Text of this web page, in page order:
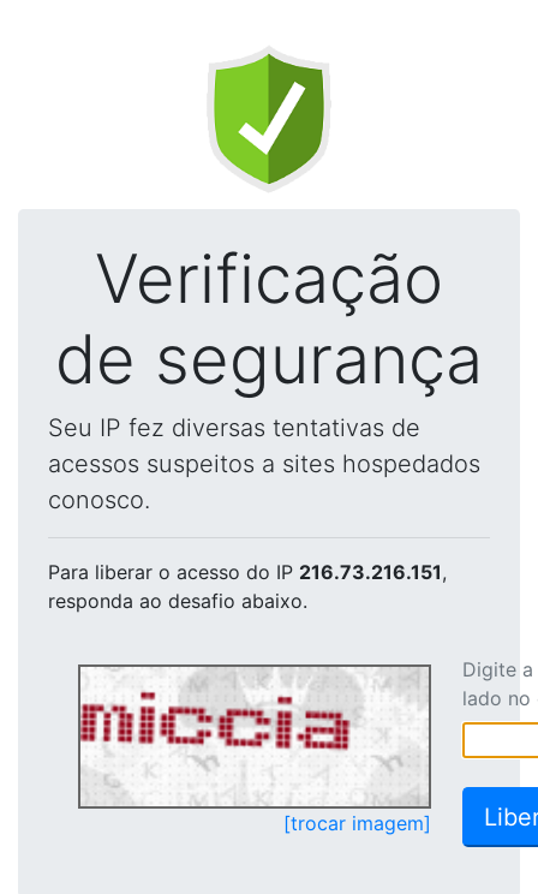
Verificação
de segurança
Seu IP fez diversas tentativas de
acessos suspeitos a sites hospedados
conosco.
Para liberar o acesso do IP 216.73.216.151,
responda ao desafio abaixo.
[trocar imagem]
Digite
lado no